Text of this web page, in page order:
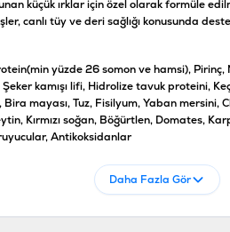
küçük ırklar için özel olarak formüle
canlı tüy ve deri sağlığı konusunda
yüzde 26 somon ve hamsi), Pirinç,
kamışı lifi, Hidrolize tavuk proteini,
mayası, Tuz, Fisilyum, Yaban mersini,
Kırmızı soğan, Böğürtlen, Domates,
Antikoksidanlar
Hamsi, Somonlu, Yaban Mersinli
Daha Fazla Gör